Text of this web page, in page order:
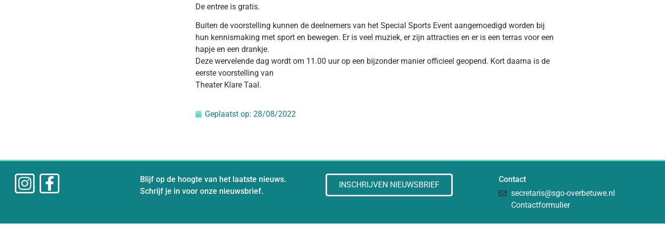
De entree is gratis.
Buiten de voorstelling kunnen de deelnemers van het Special Sports Event aangemoedigd worden bij
hun kennismaking met sport en bewegen. Er is veel muziek, er zijn attracties en er is een terras voor een
hapje en een drankje.
Deze wervelende dag wordt om 11.00 uur op een bijzonder manier officieel geopend. Kort daarna is de
eerste voorstelling van
Theater Klare Taal.
Geplaatst op: 28/08/2022
Blijf op de hoogte van het laatste nieuws.
Schrijf je in voor onze nieuwsbrief.
INSCHRIJVEN NIEUWSBRIEF
Contact
secretaris@sgo-overbetuwe.nl
Contactformulier